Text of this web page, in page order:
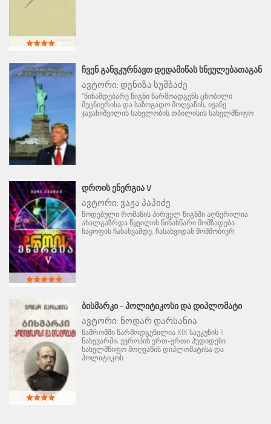
ᲩᲕᲔᲜ ᲒᲐᲜᲕᲙᲣᲠᲜᲐᲕᲗ ᲓᲔᲓᲐᲛᲘᲬᲐᲡ ᲡᲜᲔᲣᲚᲔᲑᲐᲗᲐᲒᲐᲜ
ავტორი: დენიზა სუმბაძე
"წინამდებარე წიგნი წარმოადგენს ცნობილი
მეცნიერისა და საზოგადო მოღვაწის, ივანე
ჯავახიშვილის სახელობის თბილისის სახელმწიფო
ᲓᲠᲝᲘᲡ ᲔᲜᲔᲠᲒᲘᲐ V
ავტორი: ვაჟა პაპიძე
წოდებული რომანის პირველ წიგნში აღწერილია
ახალგაზრდა წყვილის წინასწარი მომზადება
ნაყოფის ჩასახვამდე; ჩასახვიდან მომშობიერ
ᲑᲘᲡᲛᲐᲠᲙᲘ - ᲞᲝᲚᲘᲢᲘᲙᲝᲡᲘ ᲓᲐ ᲓᲘᲞᲚᲝᲛᲐᲢᲘ
ავტორი: ნოდარ დარსანია
ნაშრომში წარმოდგენილია XIX საუკუნის II
ნახევარში, ევროპის ერთ-ერთი პუდიდესი
სახელმწიფო მოღვაწის დიპლომატისა და
პოლიტიკოს